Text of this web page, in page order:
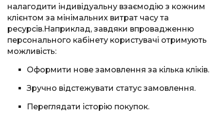
налагодити індивідуальну взаємодію з кожним
клієнтом за мінімальних витрат часу та
ресурсів.Наприклад, завдяки впровадженню
персонального кабінету користувачі отримують
можливість:
Оформити нове замовлення за кілька кліків.
Зручно відстежувати статус замовлення.
Переглядати історію покупок.